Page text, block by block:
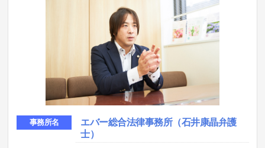
事務所名
エバー総合法律事務所（石井康晶弁護
士）